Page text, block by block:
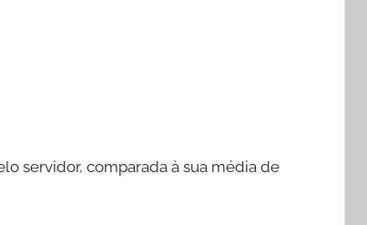
servidor, comparada à sua média de